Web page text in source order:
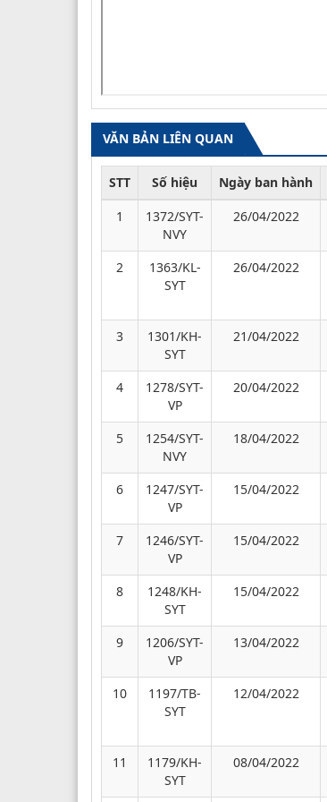
VĂN BẢN LIÊN QUAN
STT Số hiệu Ngày ban hành
1
1372/SYT-
NVY
26/04/2022
2
1363/KL-
SYT
26/04/2022
3
1301/KH-
SYT
21/04/2022
4
1278/SYT-
VP
20/04/2022
5
1254/SYT-
NVY
18/04/2022
6
1247/SYT-
VP
15/04/2022
7
1246/SYT-
VP
15/04/2022
8
1248/KH-
SYT
15/04/2022
9
1206/SYT-
VP
13/04/2022
10
1197/TB-
SYT
12/04/2022
11
1179/KH-
SYT
08/04/2022